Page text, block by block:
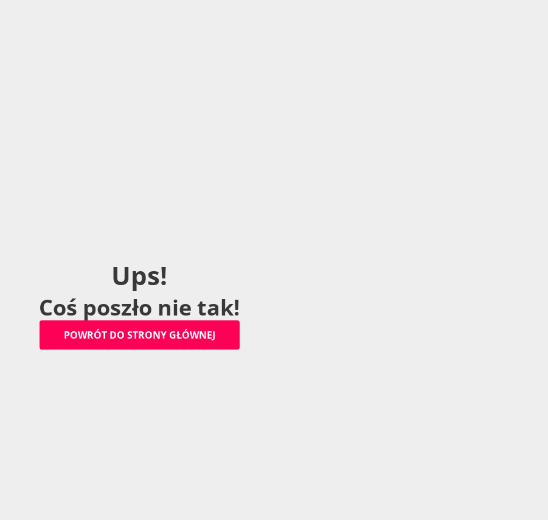
Ups!
Coś poszło nie tak!
POWRÓT DO STRONY GŁÓWNEJ